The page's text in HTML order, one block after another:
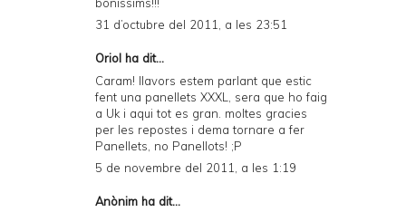
31 d’octubre del 2011, a les 23:51
Oriol ha dit...
Caram! llavors estem parlant que estic
fent una panellets XXXL, sera que ho faig
a Uk i aqui tot es gran. moltes gracies
per les repostes i dema tornare a fer
Panellets, no Panellots! ;P
5 de novembre del 2011, a les 1:19
Anònim ha dit...